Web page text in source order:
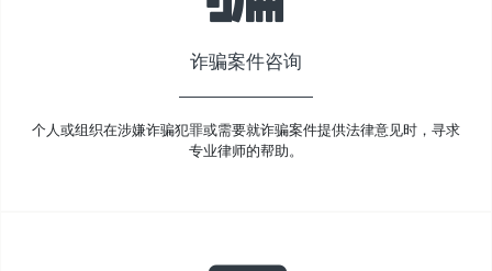
诈骗案件咨询
个人或组织在涉嫌诈骗犯罪或需要就诈骗案件提供法律意见时，寻求
专业律师的帮助。